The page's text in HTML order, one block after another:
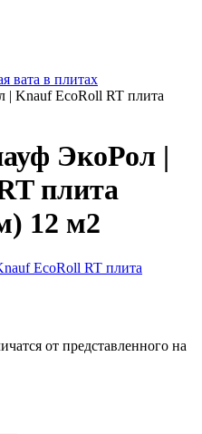
вата в плитах
| Knauf EcoRoll RT плита
ЭкоРол |
плита
12 м2
от представленного на